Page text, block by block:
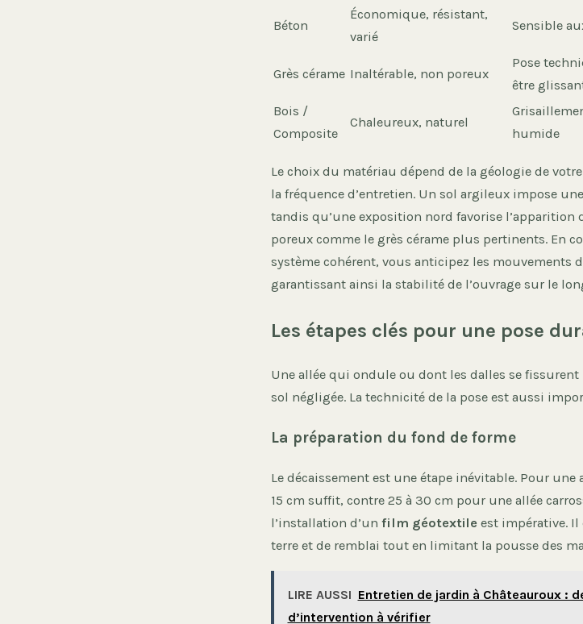
Béton
Économique, résistant,
varié
Sensible
Grès cérame Inaltérable, non poreux
Pose
être
Bois /
Composite
Chaleureux, naturel
humide
Le choix du matériau dépend de la géologie de
la fréquence d’entretien. Un sol argileux impose
tandis qu’une exposition nord favorise l’apparition
poreux comme le grès cérame plus pertinents. En
système cohérent, vous anticipez les mouvements
garantissant ainsi la stabilité de l’ouvrage sur le
Les étapes clés pour une pose
Une allée qui ondule ou dont les dalles se
sol négligée. La technicité de la pose est aussi
La préparation du fond de forme
Le décaissement est une étape inévitable. Pour
15 cm suffit, contre 25 à 30 cm pour une allée
l’installation d’un film géotextile est impérative. Il
terre et de remblai tout en limitant la pousse des
LIRE AUSSI Entretien de jardin à Châteauroux :
d’intervention à vérifier